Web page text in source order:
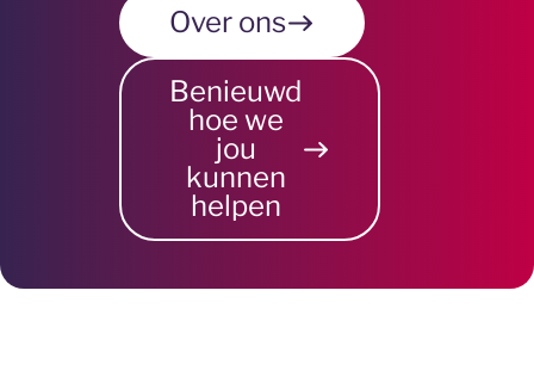
Over ons
Benieuwd
hoe we
jou
kunnen
helpen